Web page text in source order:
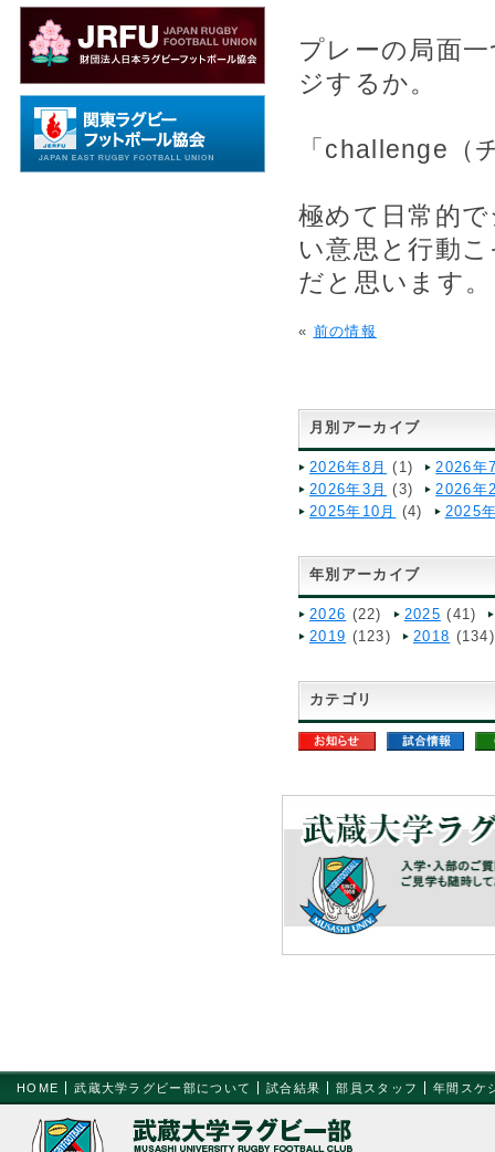
プレーの局面
ジするか。
「challenge（
極めて日常的
い意思と行動
だと思います。
« 前の情報
月別アーカイブ
2026年8月 (1)
2026年
2026年3月 (3)
2026年
2025年10月
(4) 2025
年別アーカイブ
2026 (22) 2025 (41)
2019 (123) 2018 (134)
カテゴリ
HOME 武蔵大学ラグビー部について 試合結果 部員スタッフ 年間スケ